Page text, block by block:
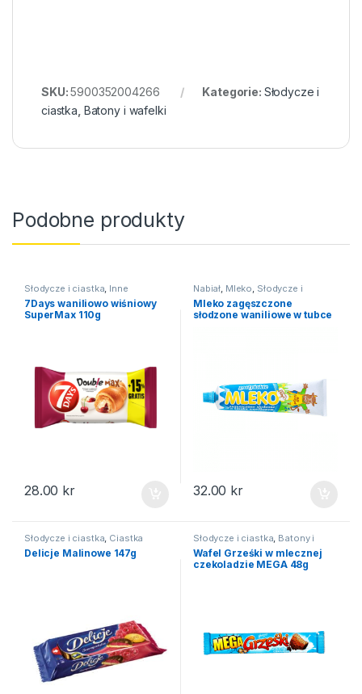
SKU:5900352004266 Kategorie: Słodycze i
ciastka Batony i wafelki
Podobne produkty
Słodycze i ciastka, Inne
słodycze
7Days waniliowo wiśniowy
SuperMax 110g
28.00 kr
Nabiał, Mleko, Słodycze i
ciastka
Mleko zagęszczone
słodzone waniliowe w tubce
32.00 kr
Słodycze i ciastka Ciastka
Delicje Malinowe 147g
Słodycze i ciastka Batony i
wafelki
Wafel Grześki w mlecznej
czekoladzie MEGA 48g